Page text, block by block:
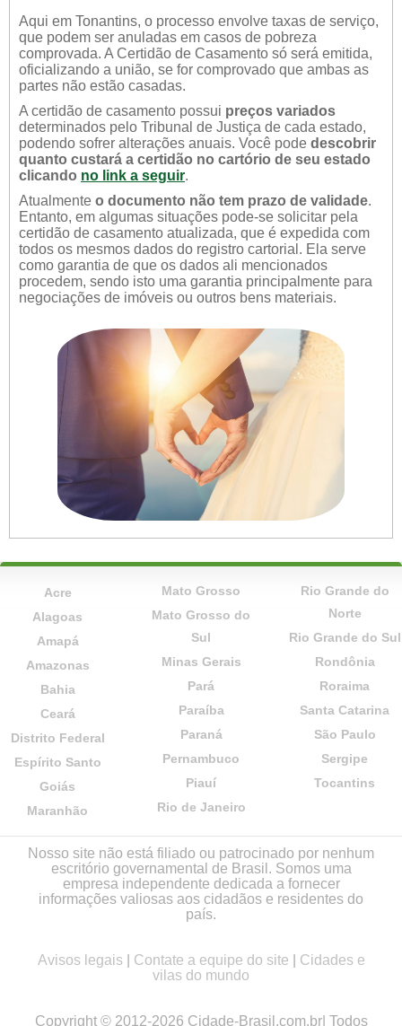
Aqui em Tonantins, o processo envolve taxas de serviço,
que podem ser anuladas em casos de pobreza
comprovada. A Certidão de Casamento só será emitida,
oficializando a união, se for comprovado que ambas as
partes não estão casadas.
A certidão de casamento possui preços variados
determinados pelo Tribunal de Justiça de cada estado,
podendo sofrer alterações anuais. Você pode descobrir
quanto custará a certidão no cartório de seu estado
clicando no link a seguir.
Atualmente o documento não tem prazo de validade.
Entanto, em algumas situações pode-se solicitar pela
certidão de casamento atualizada, que é expedida com
todos os mesmos dados do registro cartorial. Ela serve
como garantia de que os dados ali mencionados
procedem, sendo isto uma garantia principalmente para
negociações de imóveis ou outros bens materiais.
Acre
Alagoas
Amapá
Amazonas
Bahia
Ceará
Distrito Federal
Espírito Santo
Goiás
Maranhão
Mato Grosso
Mato Grosso do
Sul
Minas Gerais
Pará
Paraíba
Paraná
Pernambuco
Piauí
Rio de Janeiro
Rio Grande do
Norte
Rio Grande do Sul
Rondônia
Roraima
Santa Catarina
São Paulo
Sergipe
Tocantins
Nosso site não está filiado ou patrocinado por nenhum
escritório governamental de Brasil. Somos uma
empresa independente dedicada a fornecer
informações valiosas aos cidadãos e residentes do
país.
Avisos legais Contate a equipe do site
Cidades e
vilas do mundo
Copyright © 2012-2026 Cidade-Brasil.com.br| Todos